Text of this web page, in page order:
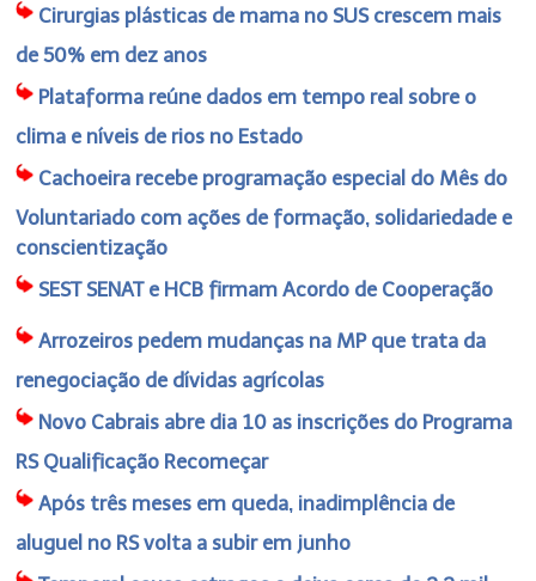
Cirurgias plásticas de mama no SUS crescem mais
de 50% em dez anos
Plataforma reúne dados em tempo real sobre o
clima e níveis de rios no Estado
Cachoeira recebe programação especial do Mês do
Voluntariado com ações de formação, solidariedade e
conscientização
SEST SENAT e HCB firmam Acordo de Cooperação
Arrozeiros pedem mudanças na MP que trata da
renegociação de dívidas agrícolas
Novo Cabrais abre dia 10 as inscrições do Programa
RS Qualificação Recomeçar
Após três meses em queda, inadimplência de
aluguel no RS volta a subir em junho